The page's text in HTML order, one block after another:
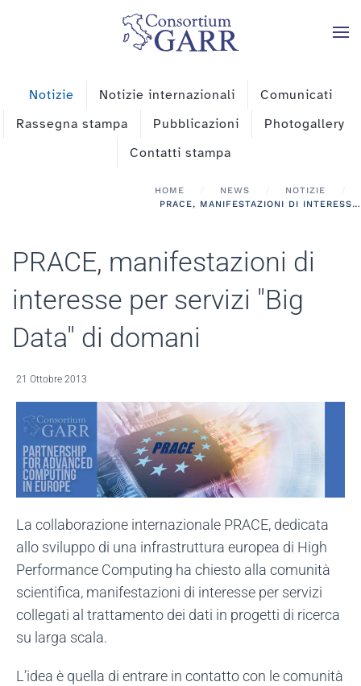
Skip to main content
Notizie Notizie internazionali
Comunicati
Rassegna stampa
Pubblicazioni
Photogallery
Contatti stampa
HOME NEWS
NOTIZIE
PRACE, MANIFESTAZIONI DI INTERESSE PER SERVIZI "BIG DATA" DI DOMANI
PRACE, manifestazioni di
interesse per servizi "Big
Data" di domani
21 Ottobre 2013
La collaborazione internazionale PRACE, dedicata
allo sviluppo di una infrastruttura europea di High
Performance Computing ha chiesto alla comunità
scientifica, manifestazioni di interesse per servizi
collegati al trattamento dei dati in progetti di ricerca
su larga scala.
L’idea è quella di entrare in contatto con le comunità